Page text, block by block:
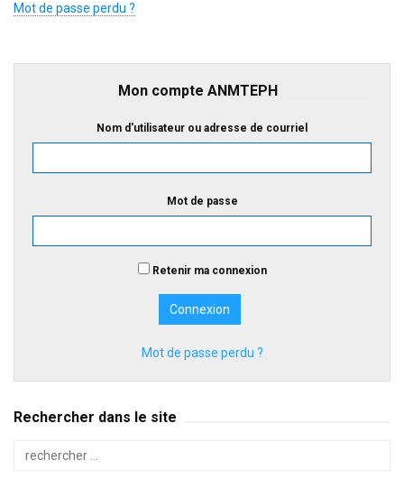
Mot de passe perdu ?
Mon compte ANMTEPH
Nom d'utilisateur ou adresse de courriel
Mot de passe
Retenir ma connexion
Mot de passe perdu ?
Rechercher dans le site